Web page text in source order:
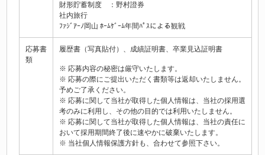
財形貯蓄制度 ：野村證券
社内旅行
ﾌｧｼﾞｱｰﾉ岡山 ﾎｰﾑｹﾞｰﾑ年間ﾊﾟｽによる観戦
応募書
類
履歴書（写真貼付）、成績証明書、卒業見込証明書
※ 応募内容の秘密は厳守いたします。
※ 応募の際にご提出いただく書類等は返却いたしません。
予めご了承ください。
※ 応募に関して当社が取得した個人情報は、当社の採用選
考のみに利用し、その他の目的では利用いたしません。
※ 応募に関して当社が取得した個人情報は、当社の責任に
おいて採用期間終了後に速やかに破棄いたします。
※ 当社個人情報保護方針も、合わせて参照下さい。